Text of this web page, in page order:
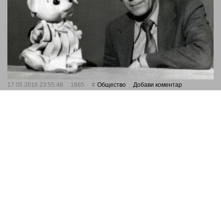
17.05.2016 23:55:48 1865 Общество Добави коментар